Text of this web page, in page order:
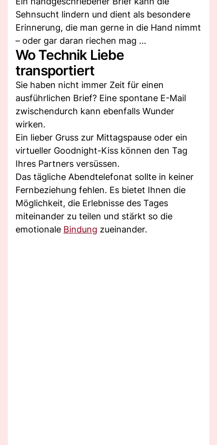
Sehnsucht lindern und dient als besondere
Erinnerung, die man gerne in die Hand nimmt
– oder gar daran riechen mag ...
Wo Technik Liebe
transportiert
Sie haben nicht immer Zeit für einen
ausführlichen Brief? Eine spontane E-Mail
zwischendurch kann ebenfalls Wunder
wirken.
Ein lieber Gruss zur Mittagspause oder ein
virtueller Goodnight-Kiss können den Tag
Ihres Partners versüssen.
Das tägliche Abendtelefonat sollte in keiner
Fernbeziehung fehlen. Es bietet Ihnen die
Möglichkeit, die Erlebnisse des Tages
miteinander zu teilen und stärkt so die
emotionale Bindung zueinander.